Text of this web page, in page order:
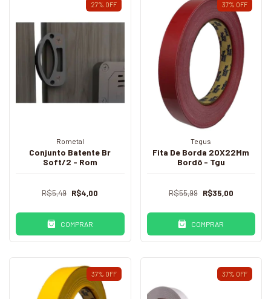
27% OFF
Rometal
Conjunto Batente Br
Soft/2 - Rom
R$5,49 R$4,00
COMPRAR
37% OFF
Tegus
Fita De Borda 20X22Mm
Bordô - Tgu
R$55,99 R$35,00
COMPRAR
37% OFF 37% OFF